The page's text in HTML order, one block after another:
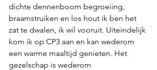
dichte dennenboom begroeiing,
braamstruiken en los hout ik ben het
zat te dwalen, ik wil vooruit. Uiteindelijk
kom ik op CP3 aan en kan wederom
een warme maaltijd genieten. Het
gezelschap is wederom